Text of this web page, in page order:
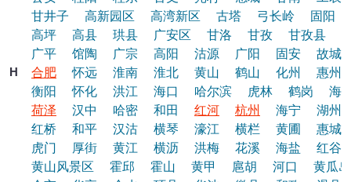
甘井子
高新园区 高湾新区 古塔 弓长岭
固阳
高坪
高县 珙县 广安区 甘洛 甘孜 甘孜县
广平
馆陶 广宗 高阳 沽源 广阳 固安
故城
H
合肥 怀远 淮南 淮北 黄山 鹤山 化州
惠州
衡阳
怀化 洪江 海口 哈尔滨 虎林 鹤岗
海
荷泽
汉中 哈密 和田 红河 杭州 海宁
湖州
红桥
和平 汉沽 横琴 濠江 横栏 黄圃
惠城
虎门
厚街 黄江 横沥 洪梅 花溪 海盐
红谷
黄山风景区
霍邱 霍山 黄甲 扈胡 河口
黄瓜岛